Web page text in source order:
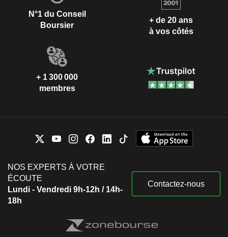
N°1 du Conseil
Boursier
+ de 20 ans
à vos côtés
+ 1 300 000
membres
NOS EXPERTS À VOTRE
ÉCOUTE
Lundi - Vendredi 9h-12h / 14h-
18h
Contactez-nous